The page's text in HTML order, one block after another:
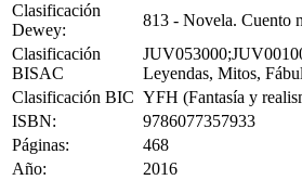
Clasificación
Dewey:
813 - Novela. Cuento
Clasificación
BISAC
Leyendas, Mitos,
Clasificación BIC YFH (Fantasía y
ISBN:
9786077357933
Páginas:
468
Año:
2016